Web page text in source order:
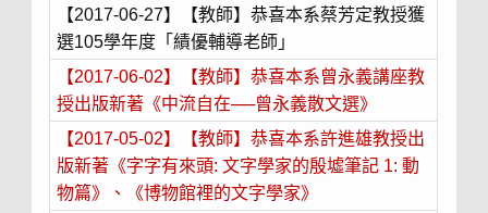
【2017-06-27】【教師】恭喜本系蔡芳定教授獲
選105學年度「績優輔導老師」
【2017-06-02】【教師】恭喜本系曾永義講座教
授出版新著《中流自在──曾永義散文選》
【2017-05-02】【教師】恭喜本系許進雄教授出
版新著《字字有來頭: 文字學家的殷墟筆記 1: 動
物篇》、《博物館裡的文字學家》